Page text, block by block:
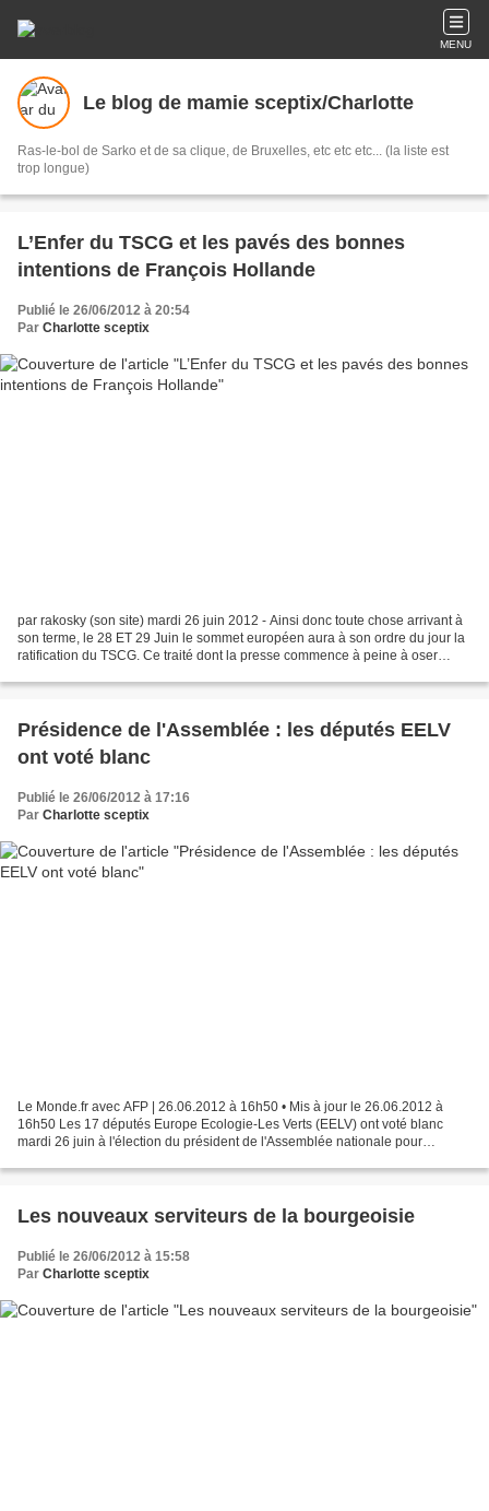
MENU
Le blog de mamie sceptix/Charlotte
Ras-le-bol de Sarko et de sa clique, de Bruxelles, etc etc etc... (la liste est
trop longue)
L’Enfer du TSCG et les pavés des bonnes
intentions de François Hollande
Publié le 26/06/2012 à 20:54
Par Charlotte sceptix
par rakosky (son site) mardi 26 juin 2012 - Ainsi donc toute chose arrivant à
son terme, le 28 ET 29 Juin le sommet européen aura à son ordre du jour la
ratification du TSCG. Ce traité dont la presse commence à peine à oser
Présidence de l'Assemblée : les députés EELV
ont voté blanc
Publié le 26/06/2012 à 17:16
Par Charlotte sceptix
Le Monde.fr avec AFP | 26.06.2012 à 16h50 • Mis à jour le 26.06.2012 à
16h50 Les 17 députés Europe Ecologie-Les Verts (EELV) ont voté blanc
mardi 26 juin à l'élection du président de l'Assemblée nationale pour
Les nouveaux serviteurs de la bourgeoisie
Publié le 26/06/2012 à 15:58
Par Charlotte sceptix